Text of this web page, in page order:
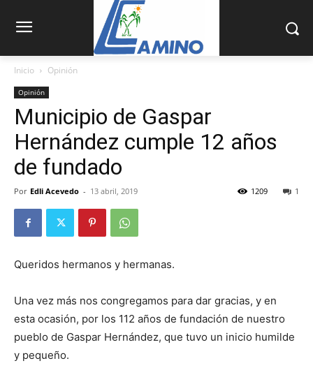
Inicio Opinión
Opinión
Municipio de Gaspar
Hernández cumple 12 años
de fundado
Por Edli Acevedo - 13 abril, 2019 1
1209
Queridos hermanos y hermanas.
Una vez más nos congregamos para dar gracias, y en
esta oca­sión, por los 112 años de fundación de nues­tro
pueblo de Gaspar Hernández, que tuvo un inicio humilde
y pequeño.